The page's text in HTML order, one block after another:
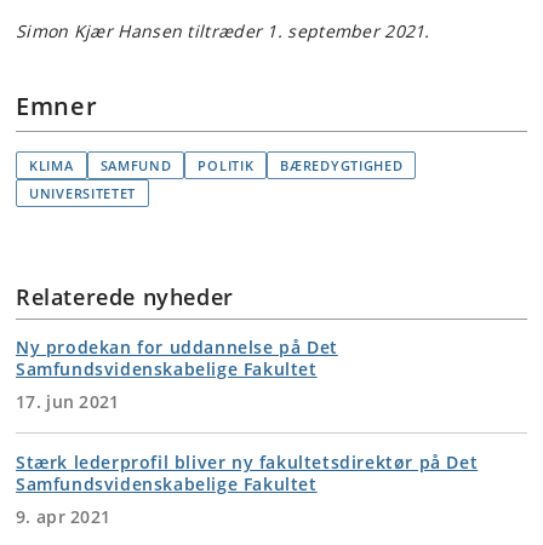
Simon Kjær Hansen tiltræder 1. september 2021.
Emner
KLIMA SAMFUND POLITIK
BÆREDYGTIGHED
UNIVERSITETET
Relaterede nyheder
Ny prodekan for uddannelse på Det
Samfundsvidenskabelige Fakultet
17. jun 2021
Stærk lederprofil bliver ny fakultetsdirektør på Det
Samfundsvidenskabelige Fakultet
9. apr 2021